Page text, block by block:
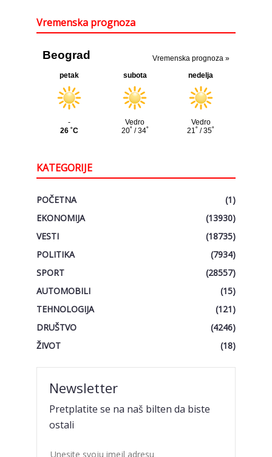
Vremenska prognoza
KATEGORIJE
POČETNA
(1)
EKONOMIJA
(13930)
VESTI
(18735)
POLITIKA
(7934)
SPORT
(28557)
AUTOMOBILI
(15)
TEHNOLOGIJA
(121)
DRUŠTVO
(4246)
ŽIVOT
(18)
Newsletter
Pretplatite se na naš bilten da biste
ostali